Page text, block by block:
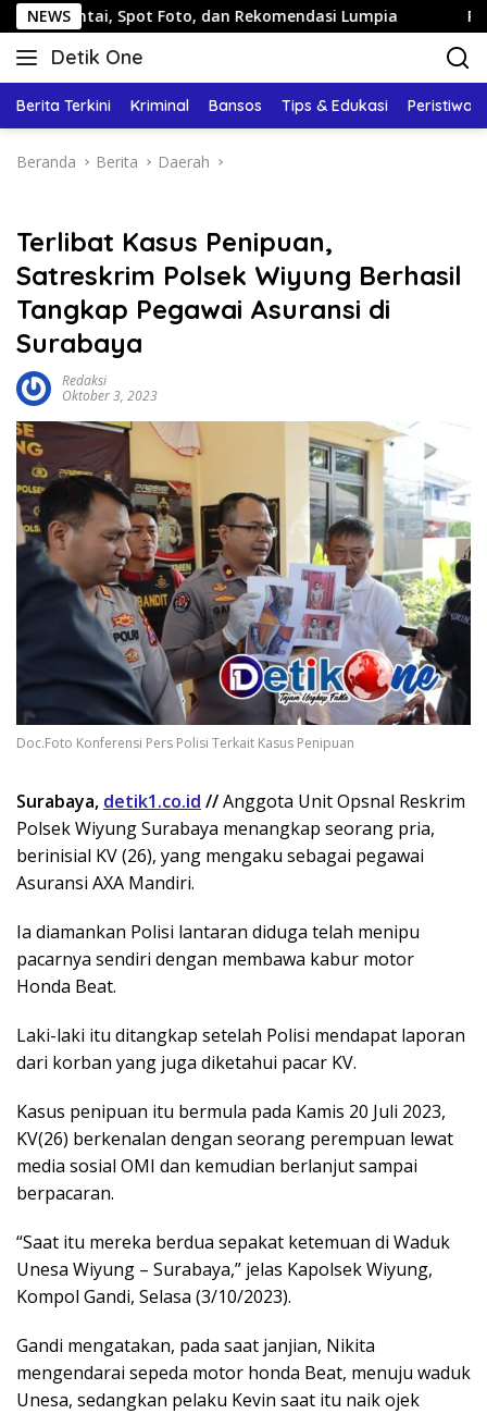
Langsung
ke
konten
NEWSFoto, dan Rekomendasi Lumpia Panduan
Detik One
Tajam
Fakta
Berita Terkini Kriminal Bansos Tips & Edukasi Peristiwa
Beranda Berita Daerah
Terlibat Kasus Penipuan,
Satreskrim Polsek Wiyung Berhasil
Tangkap Pegawai Asuransi di
Surabaya
Redaksi
Oktober 3, 2023
Doc.Foto Konferensi Pers Polisi Terkait Kasus Penipuan
Surabaya, detik1.co.id //Anggota Unit Opsnal Reskrim
Polsek Wiyung Surabaya menangkap seorang pria,
berinisial KV (26), yang mengaku sebagai pegawai
Asuransi AXA Mandiri.
Ia diamankan Polisi lantaran diduga telah menipu
pacarnya sendiri dengan membawa kabur motor
Honda Beat.
Laki-laki itu ditangkap setelah Polisi mendapat laporan
dari korban yang juga diketahui pacar KV.
Kasus penipuan itu bermula pada Kamis 20 Juli 2023,
KV(26) berkenalan dengan seorang perempuan lewat
media sosial OMI dan kemudian berlanjut sampai
berpacaran.
“Saat itu mereka berdua sepakat ketemuan di Waduk
Unesa Wiyung – Surabaya,” jelas Kapolsek Wiyung,
Kompol Gandi, Selasa (3/10/2023).
Gandi mengatakan, pada saat janjian, Nikita
mengendarai sepeda motor honda Beat, menuju waduk
Unesa, sedangkan pelaku Kevin saat itu naik ojek